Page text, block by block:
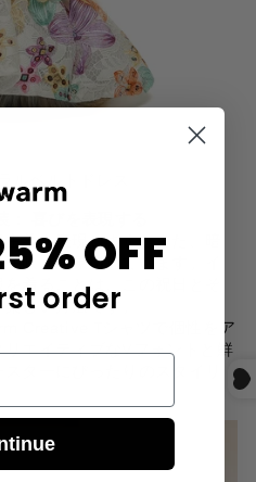
ルベルトドレス
義を表現します。また、暗
吹きを象徴しています。イ
着ることは、この祝日とそ
しい方法です。
Creative Tシャツで個性をア
エイティブなVフォントと鮮
ターにぴったりのスタイリ
OFF
order